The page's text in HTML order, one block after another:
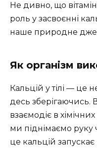
Не дивно, що
роль у засвоєнні
наше природне
Як організм
Кальцій у тілі — це
десь зберігаючись.
взаємодіє в
ми піднімаємо руку
це кальцій